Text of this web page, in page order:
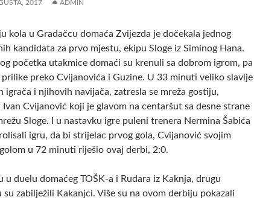
2017 ADMIN
kola u Gradačcu domaća Zvijezda je dočekala jednog
kandidata za prvo mjestu, ekipu Sloge iz Siminog Hana.
početka utakmice domaći su krenuli sa dobrom igrom, pa
prilike preko Cvijanovića i Guzine. U 33 minuti veliko slavlje
igrača i njihovih navijača, zatresla se mreža gostiju,
Cvijanović koji je glavom na centaršut sa desne strane
Sloge. I u nastavku igre puleni trenera Nermina Šabića
igru, da bi strijelac prvog gola, Cvijanović svojim
u 72 minuti riješio ovaj derbi, 2:0.
u duelu domaćeg TOŠK-a i Rudara iz Kaknja, drugu
su zabilježili Kakanjci. Više su na ovom derbiju pokazali